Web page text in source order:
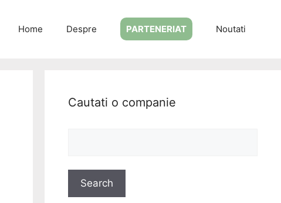
Home Despre PARTENERIAT Noutati
Cautati o companie